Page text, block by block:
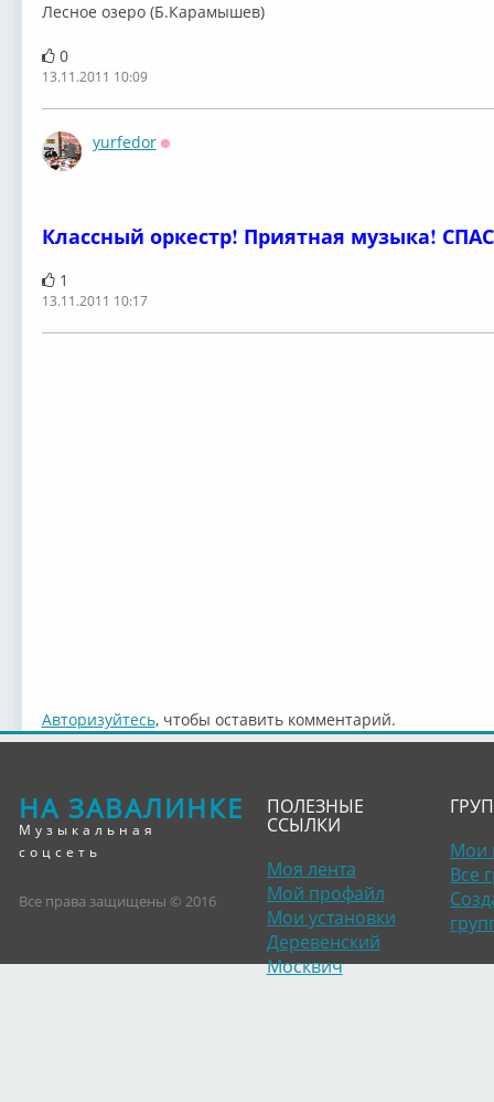
Лесное озеро (Б.Карамышев)
0
13.11.2011 10:09
yurfedor
Классный оркестр! Приятная музыка!
1
13.11.2011 10:17
Авторизуйтесь, чтобы оставить комментарий.
НА ЗАВАЛИНКЕ
Музыкальная
соцсеть
Все права защищены © 2016
ПОЛЕЗНЫЕ
ССЫЛКИ
Моя лента
Мой профайл
Мои установки
Деревенский
Москвич
Мои
Все